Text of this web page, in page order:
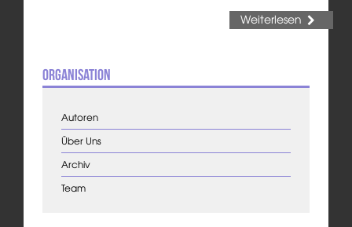
Weiterlesen
Organisation
Autoren
Über Uns
Archiv
Team